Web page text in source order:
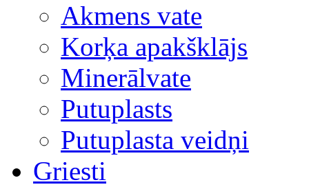
Akmens vate
Korķa apakšklājs
Minerālvate
Putuplasts
Putuplasta veidņi
Griesti